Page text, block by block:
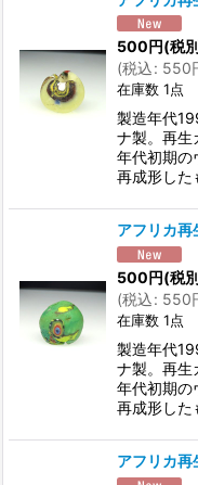
500円(税
(税込: 550
在庫数 1点
製造年代
ナ製。再
年代初期の
再成形し
アフリカ再
500円(税
(税込: 550
在庫数 1点
製造年代
ナ製。再
年代初期の
再成形し
アフリカ再